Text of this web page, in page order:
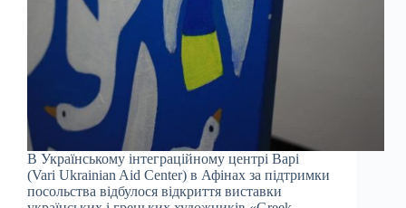
В Українському інтеграційному центрі Варі
(Vari Ukrainian Aid Center) в Афінах за підтримки
посольства відбулося відкриття виставки